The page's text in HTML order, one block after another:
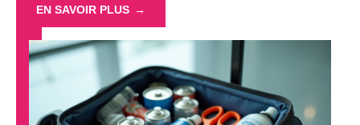
EN SAVOIR PLUS